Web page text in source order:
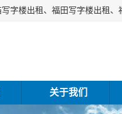
关于我们